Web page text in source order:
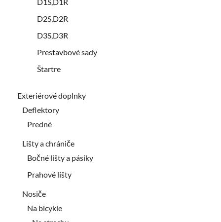
D1S,D1R
D2S,D2R
D3S,D3R
Prestavbové sady
Štartre
Exteriérové doplnky
Deflektory
Predné
Lišty a chrániče
Bočné lišty a pásiky
Prahové lišty
Nosiče
Na bicykle